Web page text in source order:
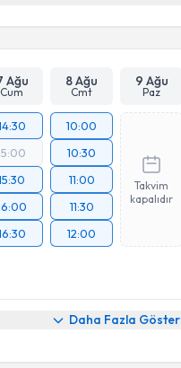
Ağu
Cum
8 Ağu
Cmt
9 Ağu
Paz
10:00
10:30
11:00
11:30
12:00
Takvim
kapalıdır
Daha Fazla Göster